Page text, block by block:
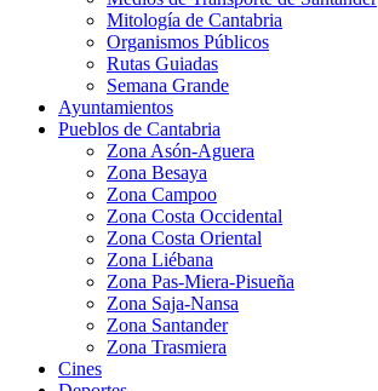
Mitología de Cantabria
Organismos Públicos
Rutas Guiadas
Semana Grande
Ayuntamientos
Pueblos de Cantabria
Zona Asón-Aguera
Zona Besaya
Zona Campoo
Zona Costa Occidental
Zona Costa Oriental
Zona Liébana
Zona Pas-Miera-Pisueña
Zona Saja-Nansa
Zona Santander
Zona Trasmiera
Cines